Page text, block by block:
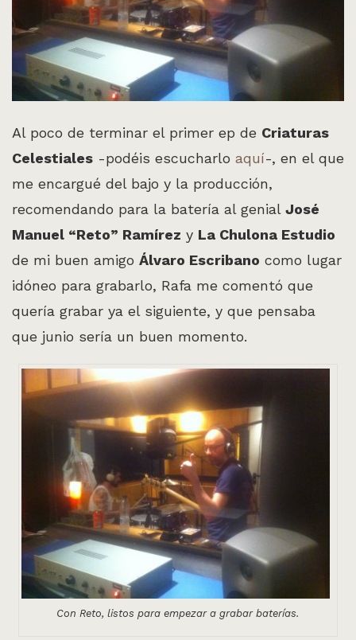
Al poco de terminar el primer ep de Criaturas
Celestiales -podéis escucharlo aquí-, en el que
me encargué del bajo y la producción,
recomendando para la batería al genial José
Manuel “Reto” Ramírez y La Chulona Estudio
de mi buen amigo Álvaro Escribano como lugar
idóneo para grabarlo, Rafa me comentó que
quería grabar ya el siguiente, y que pensaba
que junio sería un buen momento.
Con Reto, listos para empezar a grabar baterías.